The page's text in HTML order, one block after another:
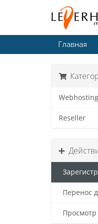
Главная
Webhosting
Reseller
Перенос